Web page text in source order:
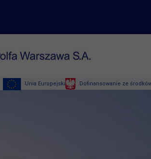
Unia Europejska Dofinansowanie ze